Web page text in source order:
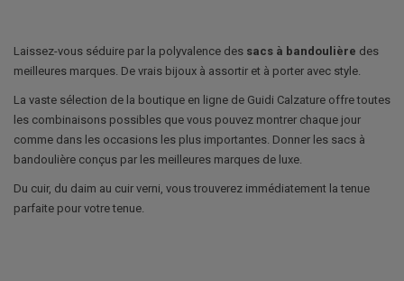
Laissez-vous séduire par la polyvalence des sacs à bandoulière des
meilleures marques. De vrais bijoux à assortir et à porter avec style.
La vaste sélection de la boutique en ligne de Guidi Calzature offre toutes
les combinaisons possibles que vous pouvez montrer chaque jour
comme dans les occasions les plus importantes. Donner les sacs à
bandoulière conçus par les meilleures marques de luxe.
Du cuir, du daim au cuir verni, vous trouverez immédiatement la tenue
parfaite pour votre tenue.